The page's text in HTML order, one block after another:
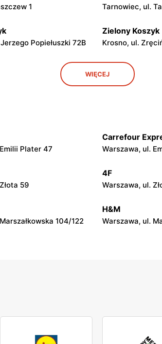
1 Tarnowiec, ul.
Popiełuszki 72B
Zielony Koszyk
Krosno, ul.
Śląskich 2
Zielony Koszyk
Krosno, ul. Gen.
5a
Dworcowa 2
WIĘCEJ
Plater 47
Carrefour
Warszawa, ul.
59
4F
Warszawa, ul.
104/122
H&M
Warszawa, ul.